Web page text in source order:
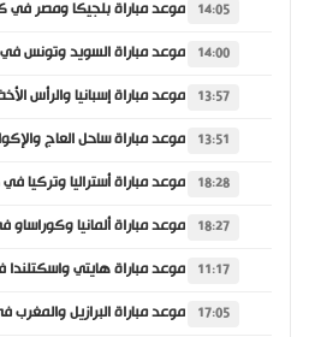
14:05
14:00
13:57
13:51
18:28
18:27
11:17
17:05